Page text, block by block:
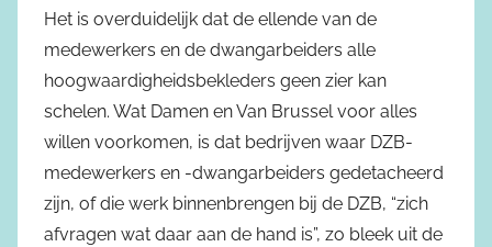
Het is overduidelijk dat de ellende van de
medewerkers en de dwangarbeiders alle
hoogwaardigheidsbekleders geen zier kan
schelen. Wat Damen en Van Brussel voor alles
willen voorkomen, is dat bedrijven waar DZB-
medewerkers en -dwangarbeiders gedetacheerd
zijn, of die werk binnenbrengen bij de DZB, “zich
afvragen wat daar aan de hand is”, zo bleek uit de